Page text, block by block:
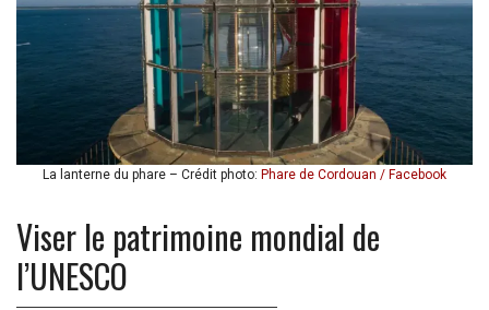
La lanterne du phare – Crédit photo: Phare de Cordouan / Facebook
Viser le patrimoine mondial de
l’UNESCO